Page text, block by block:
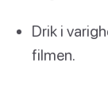
Drik i
filmen.